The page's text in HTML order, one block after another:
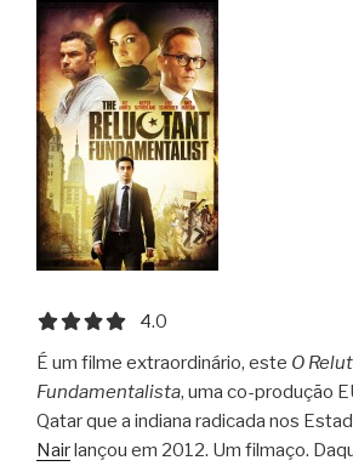
4.0 out of 5.0 stars
4.0
É um filme extraordinário, este O
Fundamentalista, uma co-produção
Qatar que a indiana radicada nos
Nairlançou em 2012. Um filmaço.